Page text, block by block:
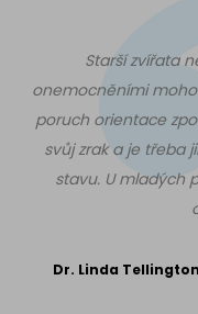
Starší zvířata
onemocněními
poruch orientace
svůj zrak a je třeba
stavu. U mladých
Dr. Linda